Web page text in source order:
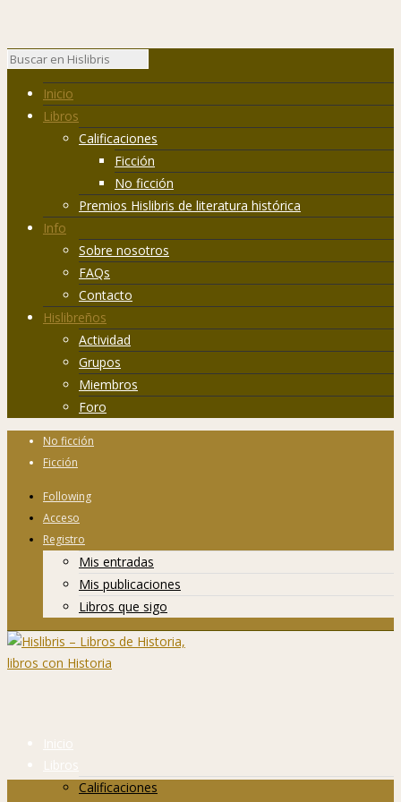
Inicio
Libros
Calificaciones
Ficción
No ficción
Premios Hislibris de literatura histórica
Info
Sobre nosotros
FAQs
Contacto
Hislibreños
Actividad
Grupos
Miembros
Foro
No ficción
Ficción
Following
Acceso
Registro
Mis entradas
Mis publicaciones
Libros que sigo
Inicio
Libros
Calificaciones